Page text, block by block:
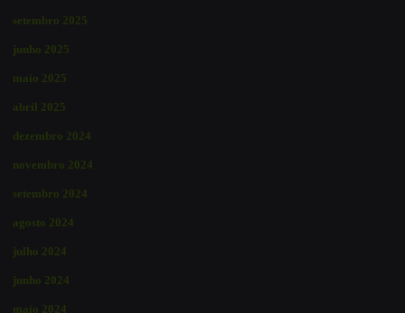
setembro 2025
junho 2025
maio 2025
abril 2025
dezembro 2024
novembro 2024
setembro 2024
agosto 2024
julho 2024
junho 2024
maio 2024